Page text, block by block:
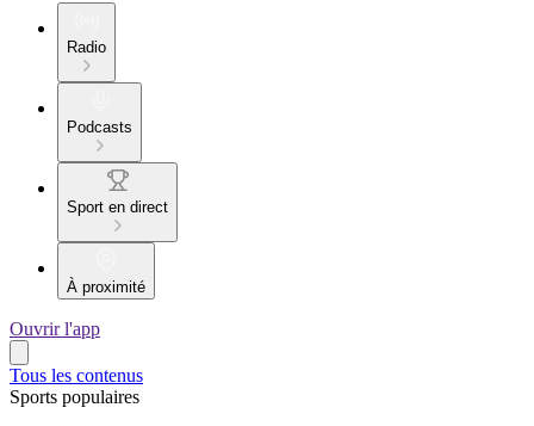
Radio
Podcasts
Sport en direct
À proximité
Ouvrir l'app
Tous les contenus
Sports populaires